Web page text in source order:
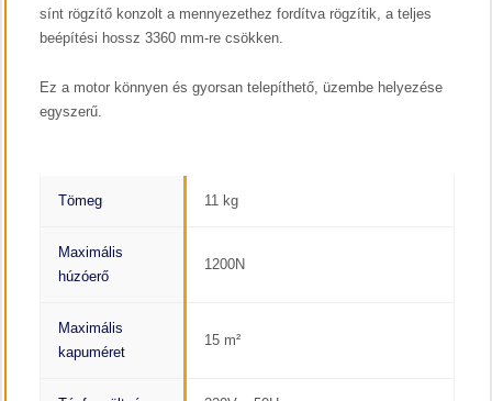
sínt rögzítő konzolt a mennyezethez fordítva rögzítik, a teljes
beépítési hossz 3360 mm-re csökken.
Ez a motor könnyen és gyorsan telepíthető, üzembe helyezése
egyszerű.
Tömeg 11 kg
Maximális
húzóerő
1200N
Maximális
kapuméret
15 m²